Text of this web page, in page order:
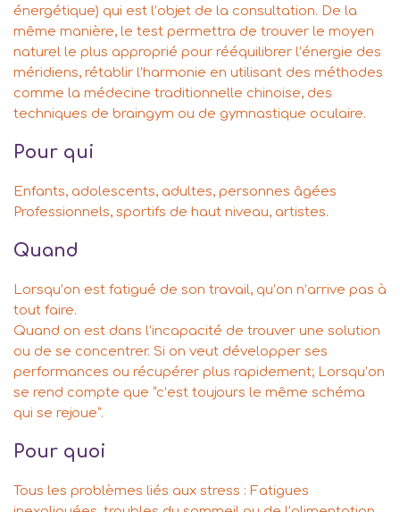
énergétique) qui est l’objet de la consultation. De la
même manière, le test permettra de trouver le moyen
naturel le plus approprié pour rééquilibrer l’énergie des
méridiens, rétablir l’harmonie en utilisant des méthodes
comme la médecine traditionnelle chinoise, des
techniques de braingym ou de gymnastique oculaire.
Pour qui
Enfants, adolescents, adultes, personnes âgées
Professionnels, sportifs de haut niveau, artistes.
Quand
Lorsqu’on est fatigué de son travail, qu’on n’arrive pas à
tout faire.
Quand on est dans l’incapacité de trouver une solution
ou de se concentrer. Si on veut développer ses
performances ou récupérer plus rapidement; Lorsqu’on
se rend compte que “c’est toujours le même schéma
qui se rejoue”.
Pour quoi
Tous les problèmes liés aux stress : Fatigues